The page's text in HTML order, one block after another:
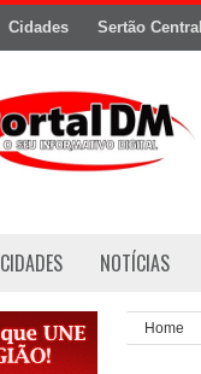
Cidades Sertão Central
CIDADES NOTÍCIAS
Home